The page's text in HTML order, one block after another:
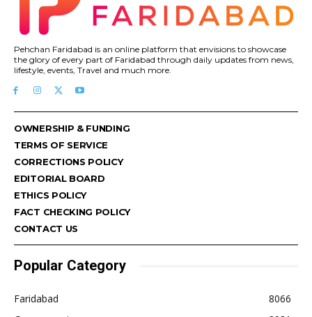
Pehchan Faridabad is an online platform that envisions to showcase
the glory of every part of Faridabad through daily updates from news,
lifestyle, events, Travel and much more.
OWNERSHIP & FUNDING
TERMS OF SERVICE
CORRECTIONS POLICY
EDITORIAL BOARD
ETHICS POLICY
FACT CHECKING POLICY
CONTACT US
Popular Category
Faridabad
8066